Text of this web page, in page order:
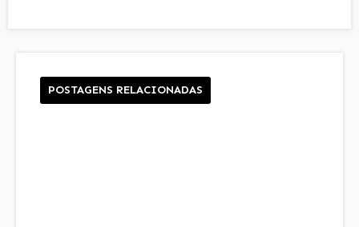
POSTAGENS RELACIONADAS